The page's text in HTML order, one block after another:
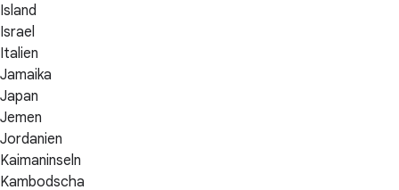
Island
Israel
Italien
Jamaika
Japan
Jemen
Jordanien
Kaimaninseln
Kambodscha